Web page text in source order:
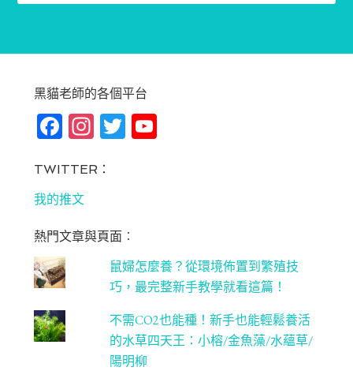
黑貓老師的各個平台
Fa
bo
ok
In
ag
m
T Yo
C
ha
n
ne
l
TWITTER：
我的推文
熱門文章與頁面︰
鼠婦怎麼養？從環境佈置到繁殖技
巧，最完整新手教學就看這篇！
不需CO2也能種！新手也能輕鬆養活
的水草四天王：小榕/金魚藻/水蘊草/
陽明柳